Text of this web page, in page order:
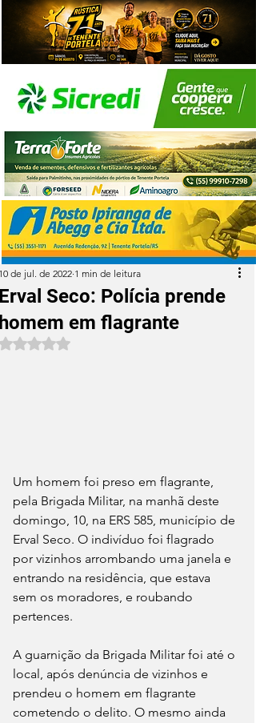
Seco: Polícia prende
em flagrante
de jul. de 2022 1 min de leitura
Avaliado com NaN de 5 estrelas.
Um homem foi preso em flagrante,
pela Brigada Militar, na manhã deste
domingo, 10, na ERS 585, município de
Erval Seco. O indivíduo foi flagrado
por vizinhos arrombando uma janela e
entrando na residência, que estava
sem os moradores, e roubando
pertences.
A guarnição da Brigada Militar foi até o
local, após denúncia de vizinhos e
prendeu o homem em flagrante
cometendo o delito. O mesmo ainda